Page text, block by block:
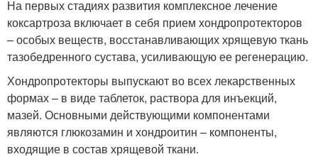
На первых стадиях развития комплексное лечение
коксартроза включает в себя прием хондропротекторов
– особых веществ, восстанавливающих хрящевую ткань
тазобедренного сустава, усиливающую ее регенерацию.
Хондропротекторы выпускают во всех лекарственных
формах – в виде таблеток, раствора для инъекций,
мазей. Основными действующими компонентами
являются глюкозамин и хондроитин – компоненты,
входящие в состав хрящевой ткани.